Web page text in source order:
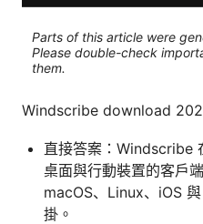
Parts of this article were
Please double-check
them.
Windscribe download
直接答案：Windscribe
桌面與行動裝置的客戶
macOS、Linux、iOS
掛。